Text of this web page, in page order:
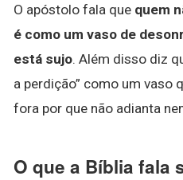
O apóstolo fala que quem
é como um vaso de
está sujo. Além disso diz
a perdição” como um vaso
fora por que não adianta
O que a Bíblia fala